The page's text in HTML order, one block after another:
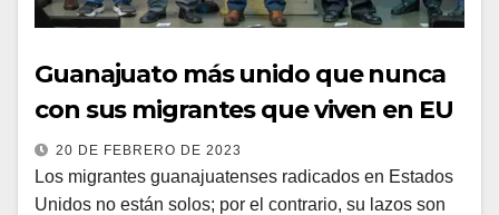
Guanajuato más unido que nunca
con sus migrantes que viven en EU
20 DE FEBRERO DE 2023
Los migrantes guanajuatenses radicados en Estados
Unidos no están solos; por el contrario, su lazos son